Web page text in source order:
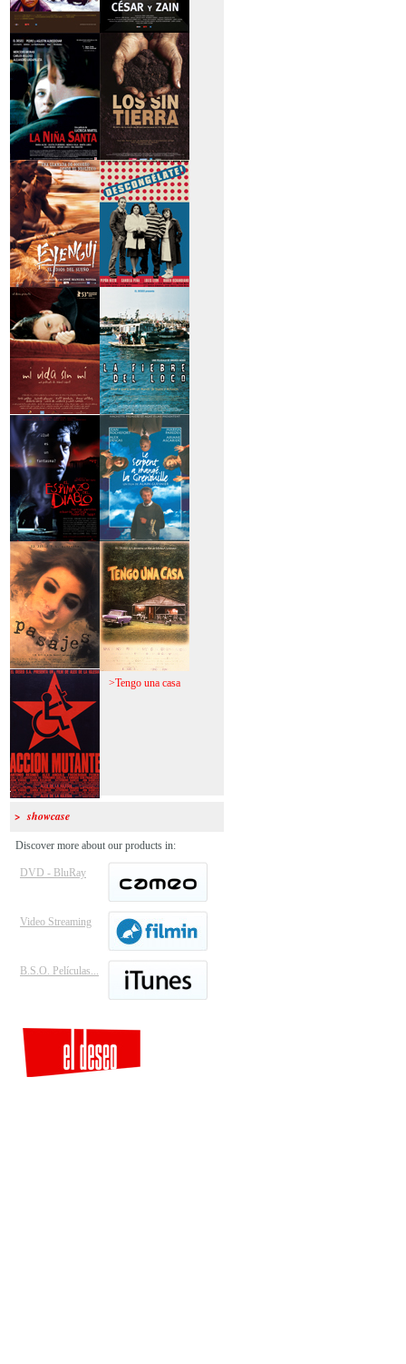
>Caravan >César y Zain
>La niña santa >Los sin tierra
>Eyengui, El Dios
del sueño
>Mi vida sin mi >La fiebre del loco
>El espinazo del
diablo
>A trabajar!
>Pasajes >Tengo una casa
>Acción mutante
> showcase
Discover more about our products in:
DVD - BluRay
Video Streaming
B.S.O. Películas...